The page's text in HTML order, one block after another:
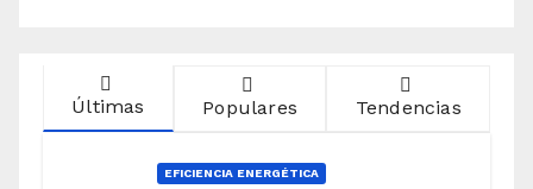
Últimas Populares Tendencias
EFICIENCIA ENERGÉTICA